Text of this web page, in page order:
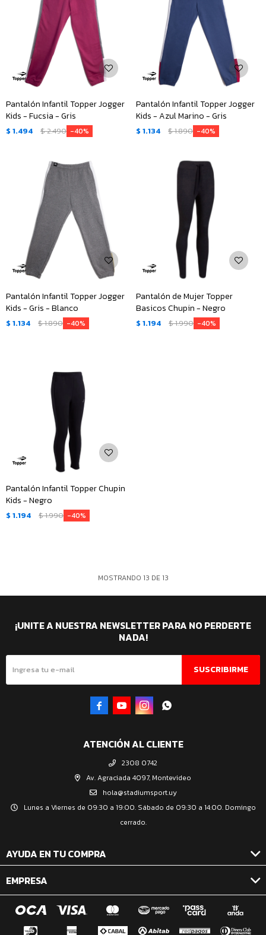
Pantalón Infantil Topper Jogger
Kids - Fucsia - Gris
$ 1.494 $2.490 40
Pantalón Infantil Topper Jogger
Kids - Azul Marino - Gris
$ 1.134 $1.890 40
Pantalón Infantil Topper Jogger
Kids - Gris - Blanco
$ 1.134 $1.890 40
Pantalón de Mujer Topper
Basicos Chupin - Negro
$ 1.194 $1.990 40
Pantalón Infantil Topper Chupin
Kids - Negro
$ 1.194 $1.990 40
MOSTRANDO 13 DE13
ATENCIÓN AL CLIENTE
2308 0742
Av. Agraciada 4097, Montevideo
hola@stadiumsport.uy
Lunes a Viernes de 09:30 a 19:00. Sábado de 09:30 a 14:00. Domingo
cerrado.
AYUDA EN TU COMPRA
EMPRESA
¡UNITE A NUESTRA NEWSLETTER PARA NO PERDERTE
NADA!
SUSCRIBIRME
   